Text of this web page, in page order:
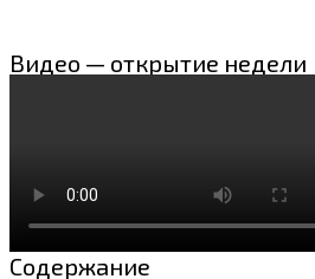
Видео — открытие недели
Содержание